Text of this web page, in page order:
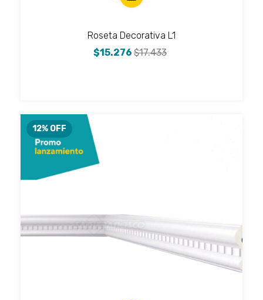
Roseta Decorativa L1
$15.276 $17.433
12% OFF